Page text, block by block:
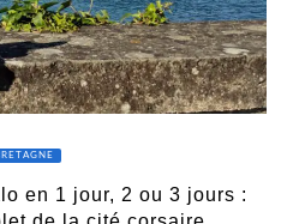
en 1 jour, 2 ou 3 jours :